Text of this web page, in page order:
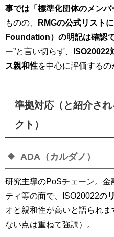
事では「標準化団体のメン
ものの、
RMGの公式リスト
Foundation）の明記は確認
ー”と言い切らず、
ISO20022
ス親和性を中心に評価するの
準拠対応（と紹介さ
クト）
ADA（カルダノ）
研究主導のPoSチェーン。金
ティ等の面で、ISO20022の
オと親和性が高いと語られま
ない点は重ねて強調）。